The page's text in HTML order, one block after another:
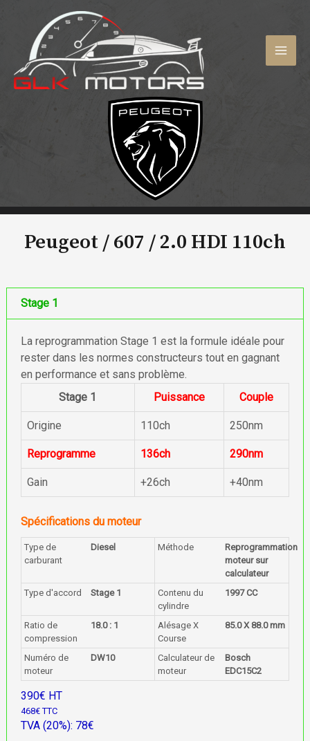
contenu
Peugeot / 607 /2.0 HDI 110ch
Stage 1
La reprogrammation Stage 1 est la formule idéale pour
rester dans les normes constructeurs tout en gagnant
en performance et sans problème.
Stage 1
Puissance Couple
Origine 110ch 250nm
Reprogramme 136ch 290nm
Gain +26ch +40nm
Spécifications du moteur
Type de
carburant
Diesel Méthode
Reprogrammation
moteur sur
calculateur
Type d'accord
Stage 1
Contenu du
cylindre
1997 CC
Ratio de
compression
18.0 : 1
Alésage X
Course
85.0 X 88.0 mm
Numéro de
moteur
DW10
Calculateur de
moteur
Bosch
EDC15C2
390€ HT
468€ TTC
TVA (20%): 78€